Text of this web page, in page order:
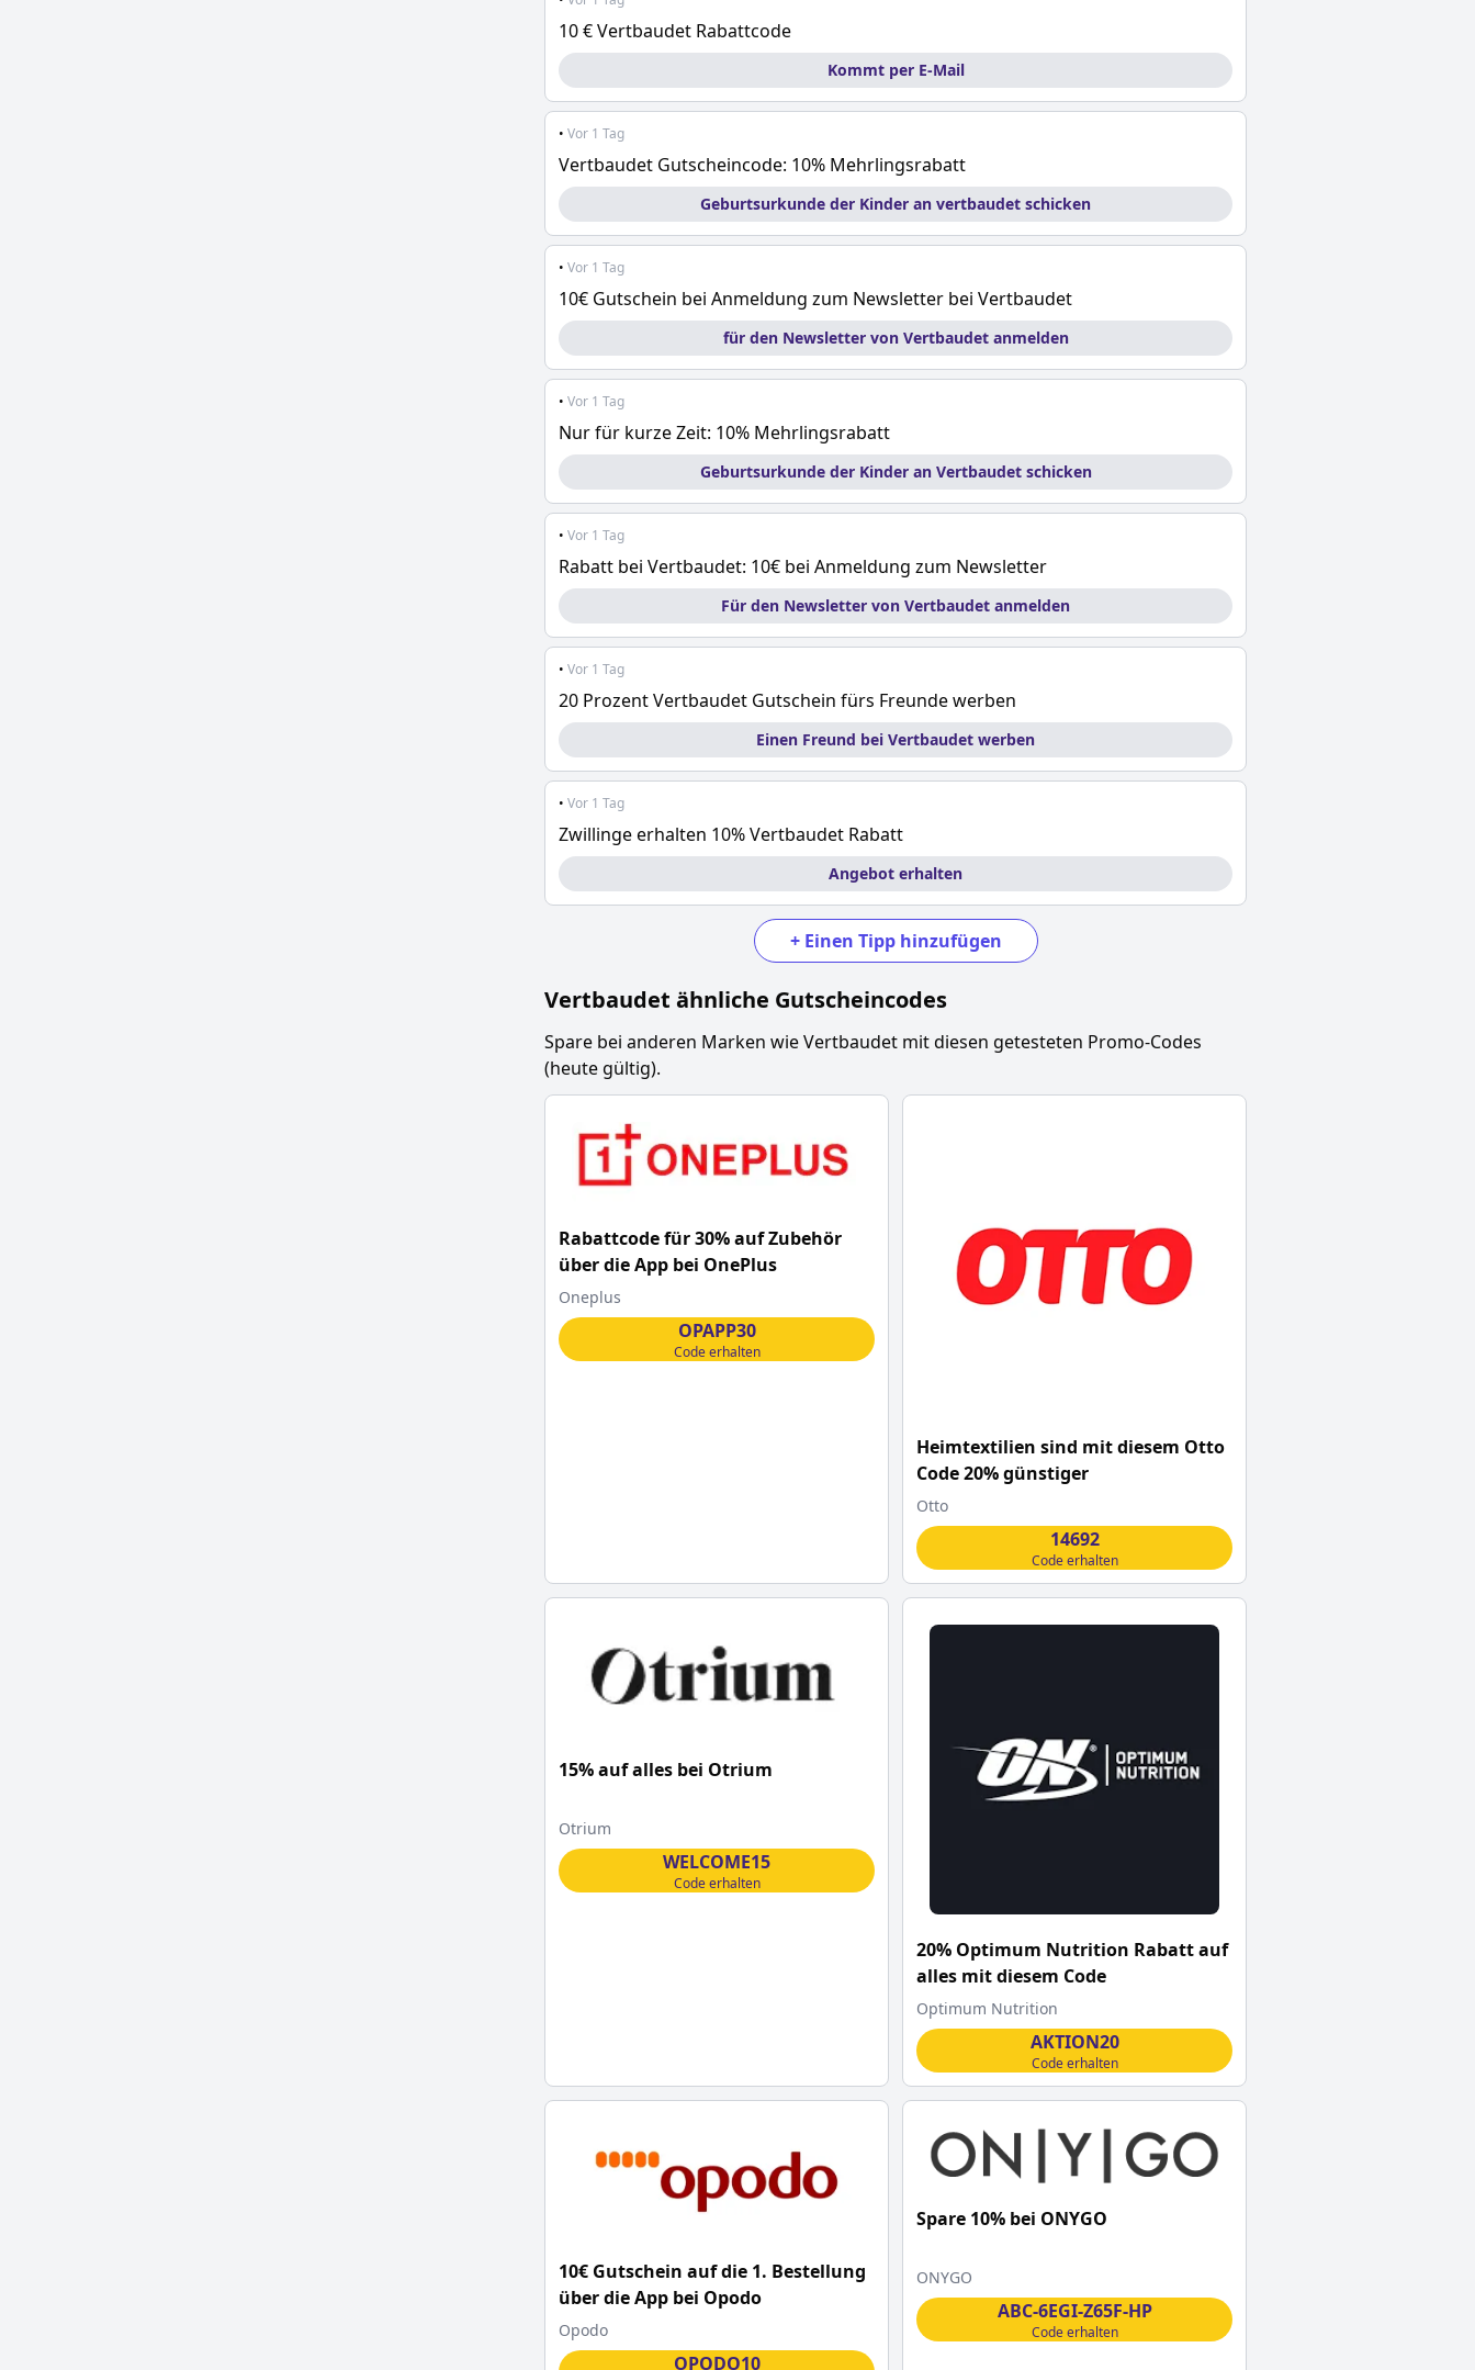
10 € Vertbaudet Rabattcode
Kommt per E-Mail
• Vor 1 Tag
Vertbaudet Gutscheincode: 10% Mehrlingsrabatt
Geburtsurkunde der Kinder an vertbaudet schicken
• Vor 1 Tag
10€ Gutschein bei Anmeldung zum Newsletter bei Vertbaudet
für den Newsletter von Vertbaudet anmelden
• Vor 1 Tag
Nur für kurze Zeit: 10% Mehrlingsrabatt
Geburtsurkunde der Kinder an Vertbaudet schicken
• Vor 1 Tag
Rabatt bei Vertbaudet: 10€ bei Anmeldung zum Newsletter
Für den Newsletter von Vertbaudet anmelden
• Vor 1 Tag
20 Prozent Vertbaudet Gutschein fürs Freunde werben
Einen Freund bei Vertbaudet werben
• Vor 1 Tag
Zwillinge erhalten 10% Vertbaudet Rabatt
Angebot erhalten
+ Einen Tipp hinzufügen
Vertbaudet ähnliche Gutscheincodes
Spare bei anderen Marken wieVertbaudet mit diesen getesteten Promo-Codes
(heute gültig).
Rabattcode für 30% auf Zubehör
über die App bei OnePlus
Oneplus
OPAPP30
Code erhalten
Heimtextilien sind mit diesem Otto
Code 20% günstiger
Otto
14692
Code erhalten
15% auf alles bei Otrium
Otrium
WELCOME15
Code erhalten
20% Optimum Nutrition Rabatt auf
alles mit diesem Code
Optimum Nutrition
AKTION20
Code erhalten
10€ Gutschein auf die 1. Bestellung
über die App bei Opodo
Opodo
OPODO10
Spare 10% bei ONYGO
ONYGO
ABC-6EGI-Z65F-HP
Code erhalten